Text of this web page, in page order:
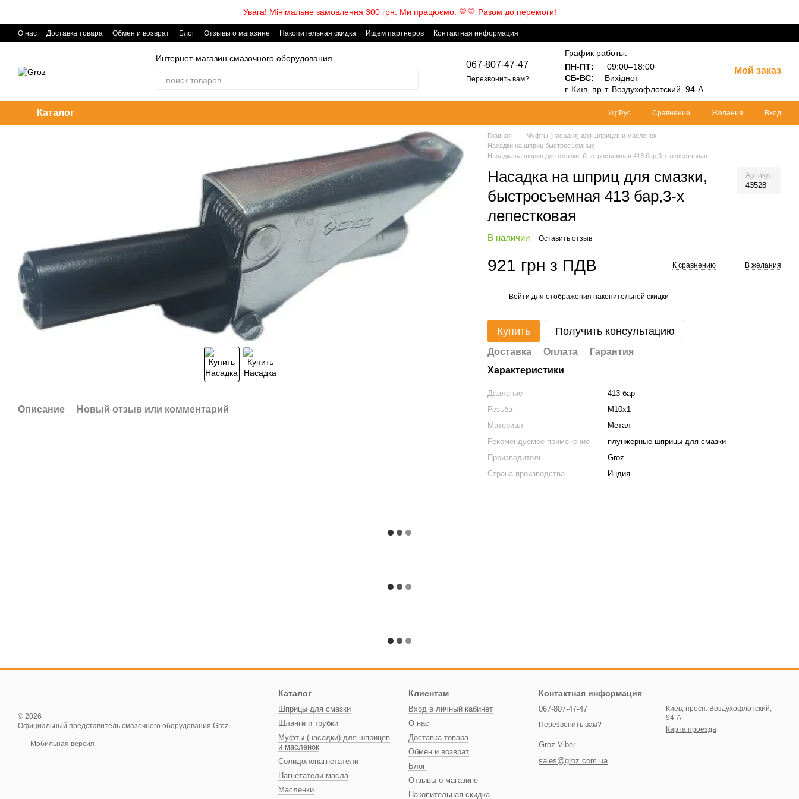
Увага! Мінімальне замовлення 300 грн. Ми працюємо. ​💙💛 Разом до перемоги!
О нас Доставка товара Обмен и возврат Блог Отзывы о магазине Накопительная скидка Ищем партнеров Контактная информация
Интернет-магазин смазочного оборудования
067-807-47-47
Перезвонить вам?
График работы:
ПН-ПТ:
09:00–18:00
СБ-ВС:
Вихідної
г. Київ, пр-т. Воздухофлотский, 94-А
Мой заказ
Каталог Укр Рус Сравнение Желания Вход
Описание Новый отзыв или комментарий
Главная
Муфты (насадки) для шприцев и масленок
Насадки на шприц быстросъемные
Насадка на шприц для смазки, быстросъемная 413 бар,3-х лепестковая
Насадка на шприц для смазки,
быстросъемная 413 бар,3-х
лепестковая
Артикул
43528
В наличии Оставить отзыв
921 грн з ПДВ К сравнению В желания
Войти для отображения накопительной скидки
Купить Получить консультацию
Доставка Оплата
Гарантия
Характеристики
Давление
413 бар
Резьба
М10х1
Материал
Метал
Рекомендуемое применение
плунжерные шприцы для смазки
Производитель
Groz
Страна производства
Индия
© 2026
Официальный представитель смазочного оборудования Groz
Мобильная версия
Каталог
Шприцы для смазки
Шланги и трубки
Муфты (насадки) для шприцев
и масленок
Солидолонагнетатели
Нагнетатели масла
Масленки
Клиентам
Вход в личный кабинет
О нас
Доставка товара
Обмен и возврат
Блог
Отзывы о магазине
Накопительная скидка
Контактная информация
067-807-47-47
Перезвонить вам?
Groz Viber
sales@groz.com.ua
Киев, просп. Воздухофлотский,
94-А
Карта проезда